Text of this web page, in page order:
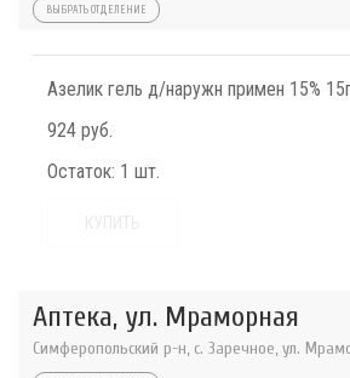
ВЫБРАТЬ ОТДЕЛЕНИЕ
Азелик гель д/наружн примен 15%
924 руб.
Остаток: 1 шт.
Аптека, ул. Мраморная
Симферопольский р-н, с. Заречное, ул.